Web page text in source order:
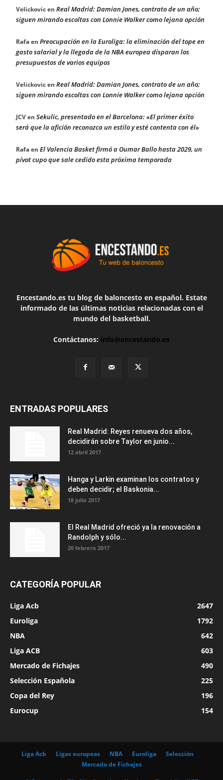
Velickovicen Real Madrid: Damian Jones, contrato de un año;
siguen mirando escoltas con Lonnie Walker como lejana opción
Rafaen Preocupación en la Euroliga: la eliminación del tope en
gasto salarial y la llegada de la NBA europea disparan los
presupuestos de varios equipos
Velickovicen Real Madrid: Damian Jones, contrato de un año;
siguen mirando escoltas con Lonnie Walker como lejana opción
JCVen Sekulic, presentado en el Barcelona: «El primer éxito
será que la afición reconozca un estilo y esté contenta con él»
Rafaen El Valencia Basket firmó a Oumar Ballo hasta 2029, un
pívot cupo que sale cedido esta próxima temporada
Encestando.es tu blog de baloncesto en español. Estate
informado de las últimas noticias relacionadas con el
mundo del basketball.
Contáctanos: info@encestando.es
ENTRADAS POPULARES
Real Madrid: Reyes renueva dos años,
decidirán sobre Taylor en junio...
12 abril 2017
Hanga y Larkin examinan los contratos y
deben decidir; el Baskonia...
18 julio 2017
El Real Madrid ofreció ya la renovación a
Randolph y sólo...
20 febrero 2017
CATEGORÍA POPULAR
Liga Acb
2647
Euroliga
1792
NBA
642
Liga ACB
603
Mercado de Fichajes
490
Selección Española
225
Copa del Rey
196
Eurocup
154
Liga Acb Ligas europeas NBA Euroliga
Selección
Mercado de Fichajes